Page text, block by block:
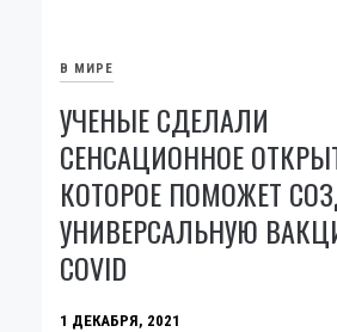
В МИРЕ
УЧЕНЫЕ СДЕЛАЛИ
СЕНСАЦИОННОЕ
КОТОРОЕ ПОМОЖЕТ
УНИВЕРСАЛЬНУЮ
COVID
1 ДЕКАБРЯ, 2021